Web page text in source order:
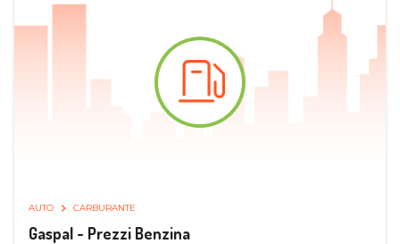
AUTO CARBURANTE
Gaspal - Prezzi Benzina